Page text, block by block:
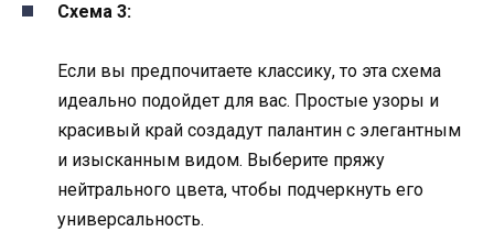
Схема 3:
Если вы предпочитаете классику, то эта схема
идеально подойдет для вас. Простые узоры и
красивый край создадут палантин с элегантным
и изысканным видом. Выберите пряжу
нейтрального цвета, чтобы подчеркнуть его
универсальность.